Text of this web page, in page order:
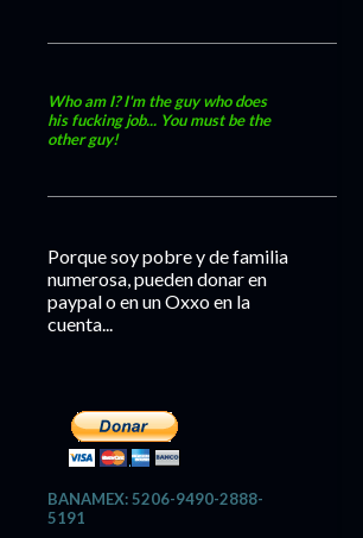
Who am I? I'm the guy who does
his fucking job... You must be the
other guy!
Porque soy pobre y de familia
numerosa, pueden donar en
paypal o en un Oxxo en la
cuenta...
BANAMEX: 5206-9490-2888-
5191